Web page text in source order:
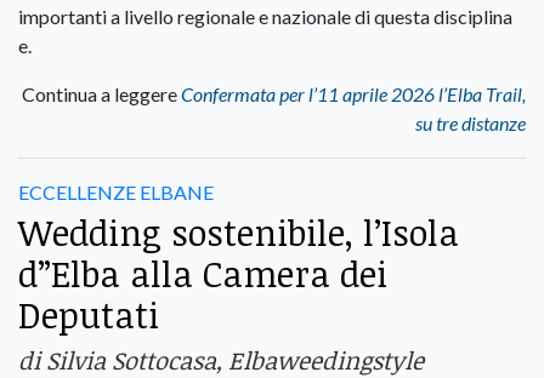
importanti a livello regionale e nazionale di questa disciplina
e.
Continua a leggereConfermata per l’11 aprile 2026 l’Elba Trail,
su tre distanze
ECCELLENZE ELBANE
Wedding sostenibile, l’Isola
d”Elba alla Camera dei
Deputati
di Silvia Sottocasa, Elbaweedingstyle